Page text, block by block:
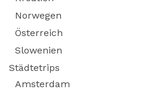
Norwegen
Österreich
Slowenien
Städtetrips
Amsterdam